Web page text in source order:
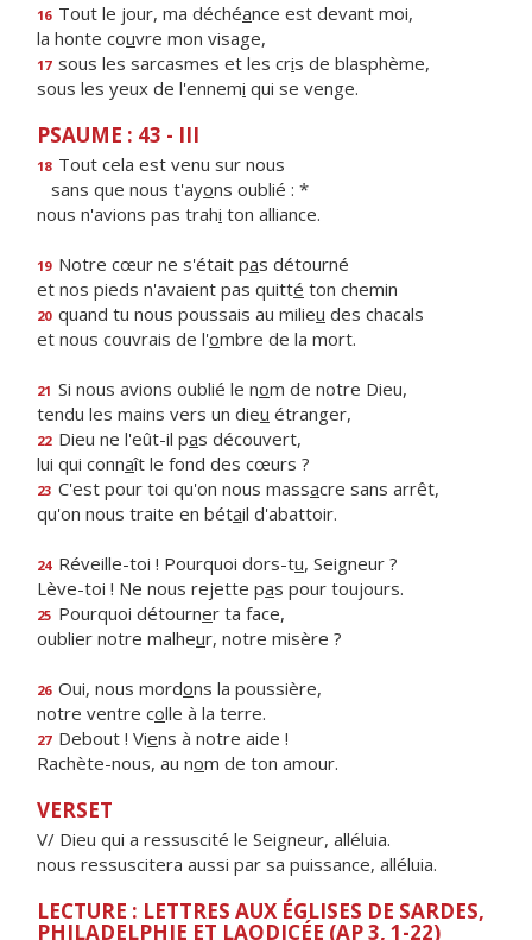
16 Tout le jour, ma déchéance est devant moi,
la honte couvre mon visage,
17 sous les sarcasmes et les cris de blasphème,
sous les yeux de l'ennemi qui se venge.
PSAUME : 43 - III
18 Tout cela est venu sur nous
sans que nous t'ayons oublié : *
nous n'avions pas trahi ton alliance.
19 Notre cœur ne s'était pas détourné
et nos pieds n'avaient pas quitté ton chemin
20 quand tu nous poussais au milieu des chacals
et nous couvrais de l'ombre de la mort.
21 Si nous avions oublié le nom de notre Dieu,
tendu les mains vers un dieu étranger,
22 Dieu ne l'eût-il pas découvert,
lui qui connaît le fond des cœurs ?
23 C'est pour toi qu'on nous massacre sans arrêt,
qu'on nous traite en bétail d'abattoir.
24 Réveille-toi ! Pourquoi dors-tu, Seigneur ?
Lève-toi ! Ne nous rejette pas pour toujours.
25 Pourquoi détourner ta face,
oublier notre malheur, notre misère ?
26 Oui, nous mordons la poussière,
notre ventre colle à la terre.
27 Debout ! Viens à notre aide !
Rachète-nous, au nom de ton amour.
VERSET
V/ Dieu qui a ressuscité le Seigneur, alléluia.
nous ressuscitera aussi par sa puissance, alléluia.
LECTURE : LETTRES AUX ÉGLISES DE SARDES,
PHILADELPHIE ET LAODICÉE (AP 3, 1-22)